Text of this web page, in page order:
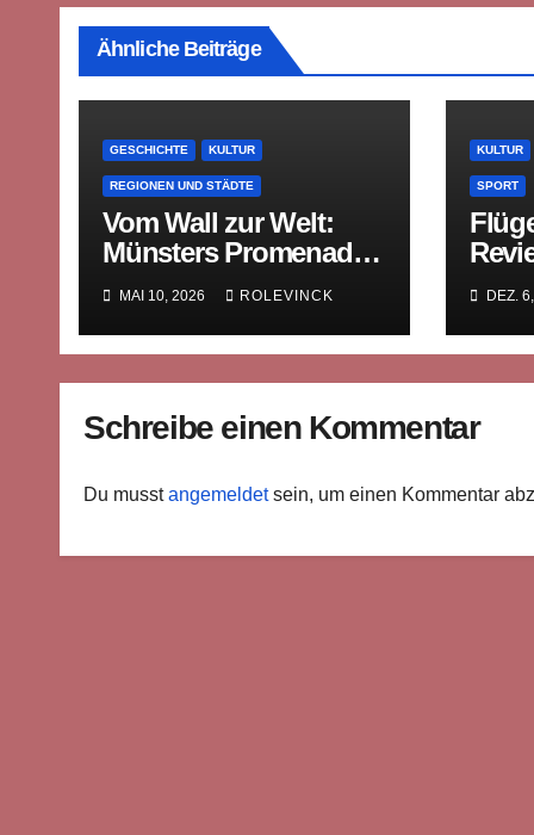
Ähnliche Beiträge
GESCHICHTE KULTUR
REGIONEN UND STÄDTE
Vom Wall zur Welt:
Münsters Promenade
und die Erfindung des
öffentlichen Raums
MAI 10, 2026 ROLEVINCK
KULTUR
SPORT
DEZ.
Schreibe einen Kommentar
Du musstangemeldetsein, um einen Kommentar